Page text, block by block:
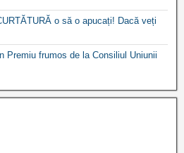
o să o apucați! Dacă veți
Premiu frumos de la Consiliul Uniunii